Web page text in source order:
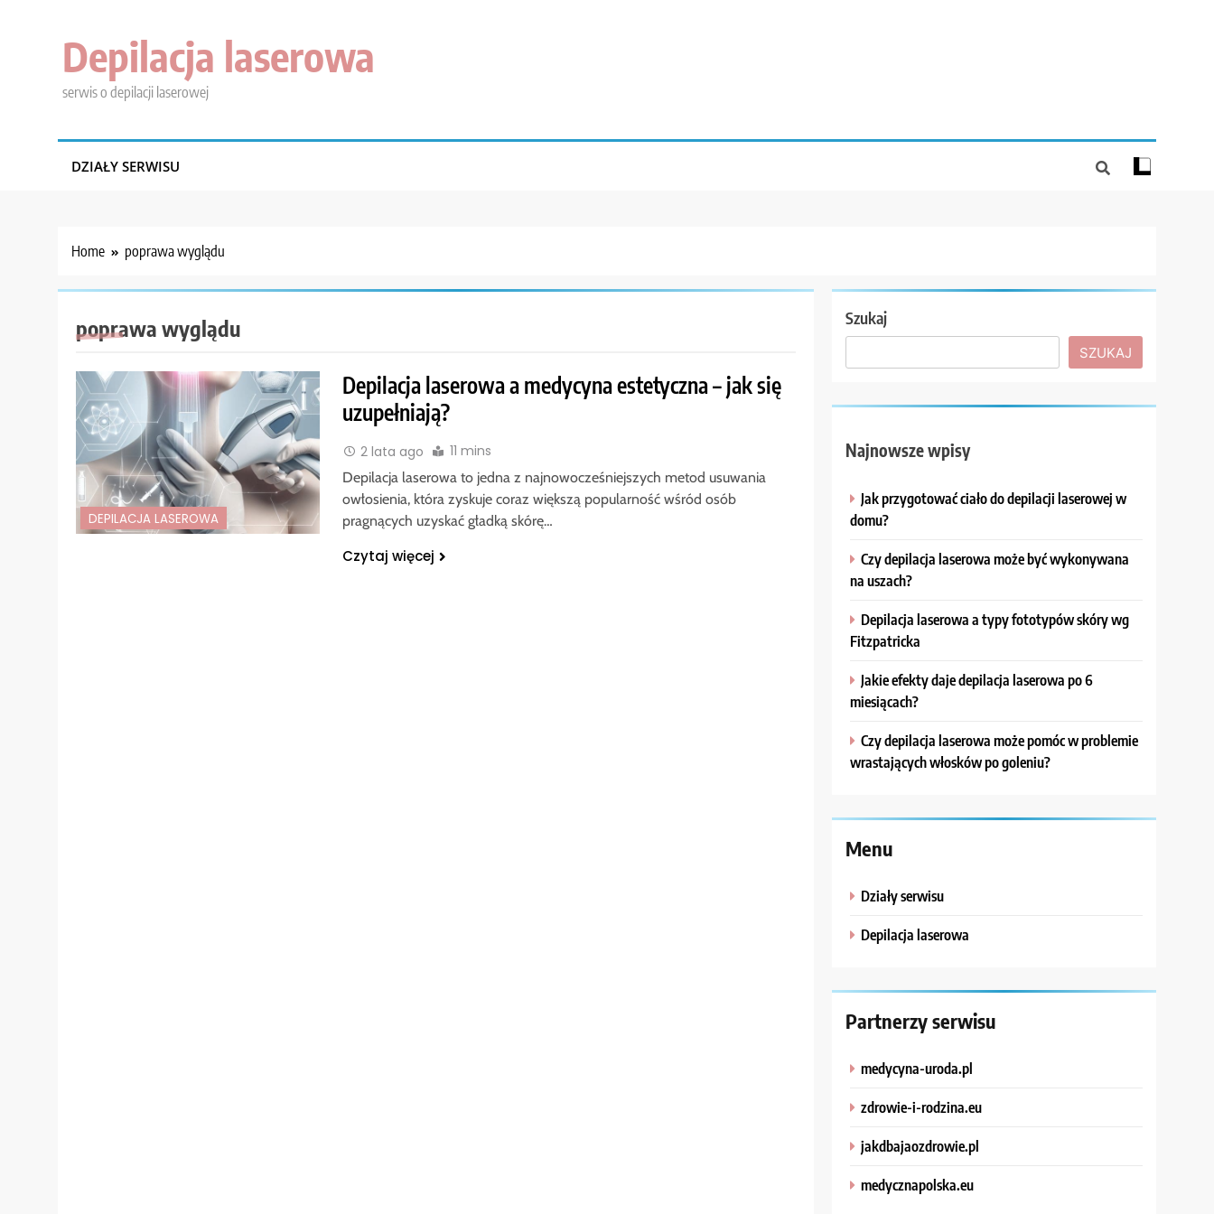
Depilacja laserowa
serwis o depilacji laserowej
DZIAŁY SERWISU
Home poprawa wyglądu
poprawa wyglądu
DEPILACJA LASEROWA
Depilacja laserowa a medycyna estetyczna – jak się
uzupełniają?
2 lata ago 11 mins
Depilacja laserowa to jedna z najnowocześniejszych metod usuwania
owłosienia, która zyskuje coraz większą popularność wśród osób
pragnących uzyskać gładką skórę…
Czytaj więcej
Szukaj
SZUKAJ
Najnowsze wpisy
Jak przygotować ciało do depilacji laserowej w
domu?
Czy depilacja laserowa może być wykonywana
na uszach?
Depilacja laserowa a typy fototypów skóry wg
Fitzpatricka
Jakie efekty daje depilacja laserowa po 6
miesiącach?
Czy depilacja laserowa może pomóc w problemie
wrastających włosków po goleniu?
Menu
Działy serwisu
Depilacja laserowa
Partnerzy serwisu
medycyna-uroda.pl
zdrowie-i-rodzina.eu
jakdbajaozdrowie.pl
medycznapolska.eu